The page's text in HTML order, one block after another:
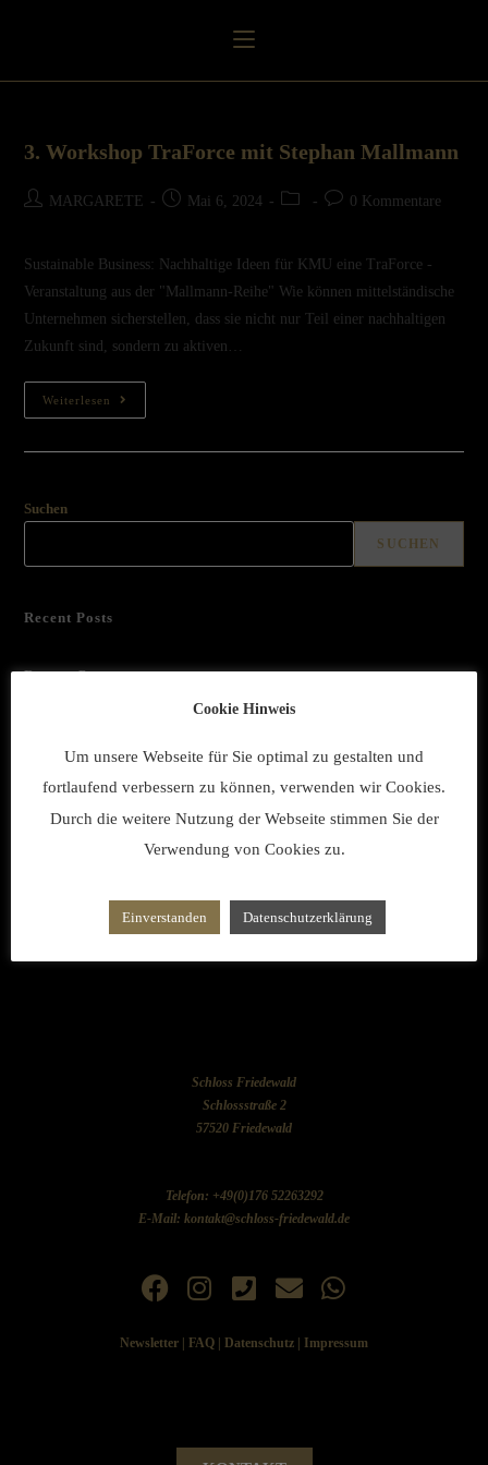
3. Workshop TraForce mit Stephan Mallmann
MARGARETE Mai 6, 2024 0 Kommentare
Sustainable Business: Nachhaltige Ideen für KMU eine TraForce -
Veranstaltung aus der "Mallmann-Reihe" Wie können mittelständische
Unternehmen sicherstellen, dass sie nicht nur Teil einer nachhaltigen
Zukunft sind, sondern zu aktiven…
Weiterlesen
Suchen
SUCHEN
Recent Posts
Recent Comments
700-Jahre-Feier in Friedewald (Wester­wald)
MARGARETEzu700-Jahre-Feier in Friedewald (Wester­wald)
Bernd Gregerzu 700-Jahre-Feier in Friedewald (Wester­wald)
Schloss Friedewald
Schlossstraße 2
57520 Friedewald
Telefon: +49(0)176 52263292
E-Mail: kontakt@schloss-friedewald.de
Newsletter FAQ Datenschutz Impressum
Cookie Hinweis
Um unsere Webseite für Sie optimal zu gestalten und
fortlaufend verbessern zu können, verwenden wir Cookies.
Durch die weitere Nutzung der Webseite stimmen Sie der
Verwendung von Cookies zu.
Einverstanden Datenschutzerklärung